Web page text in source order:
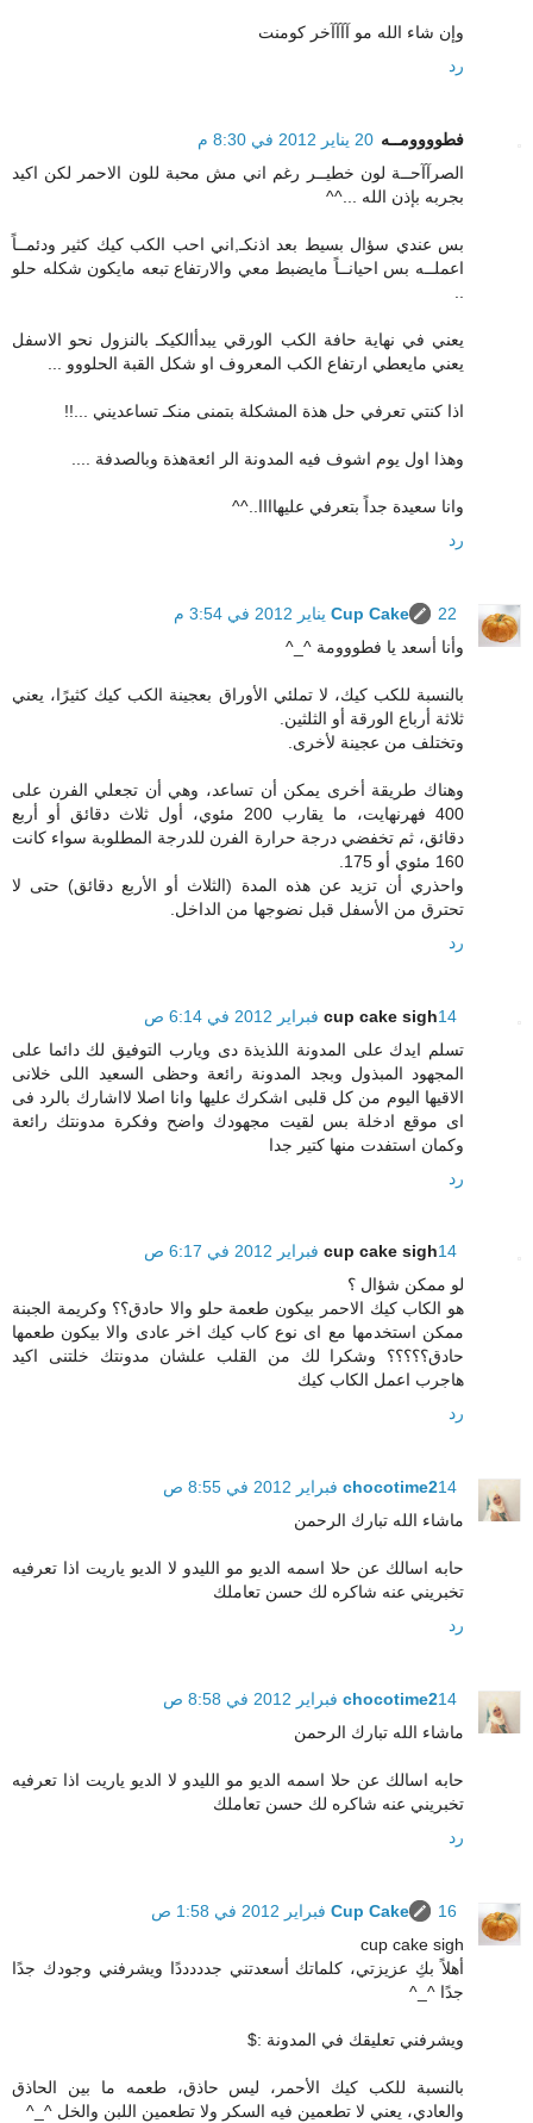
وإن شاء الله مو آآآآخر كومنت
رد
فطوووومــه 20 يناير 2012 في 8:30 م
الصرآآحــة لون خطيــر رغم اني مش محبة للون الاحمر لكن اكيد
بجربه بإذن الله ...^^
بس عندي سؤال بسيط بعد اذنكـ,اني احب الكب كيك كثير ودئمــاً
اعملــه بس احيانــاً مايضبط معي والارتفاع تبعه مايكون شكله حلو
يعني في نهاية حافة الكب الورقي يبدأالكيكـ بالنزول نحو الاسفل
يعني مايعطي ارتفاع الكب المعروف او شكل القبة الحلووو ...
اذا كنتي تعرفي حل هذة المشكلة بتمنى منكـ تساعديني ...!!
وهذا اول يوم اشوف فيه المدونة الر ائعةهذة وبالصدفة ....
وانا سعيدة جداً بتعرفي عليهاااا..^^
رد
Cup Cake
22 يناير 2012 في 3:54 م
وأنا أسعد يا فطووومة ^_^
بالنسبة للكب كيك، لا تملئي الأوراق بعجينة الكب كيك كثيرًا، يعني
ثلاثة أرباع الورقة أو الثلثين.
وتختلف من عجينة لأخرى.
وهناك طريقة أخرى يمكن أن تساعد، وهي أن تجعلي الفرن على
400 فهرنهايت، ما يقارب 200 مئوي، أول ثلاث دقائق أو أربع
دقائق، ثم تخفضي درجة حرارة الفرن للدرجة المطلوبة سواء كانت
160 مئوي أو 175.
واحذري أن تزيد عن هذه المدة (الثلاث أو الأربع دقائق) حتى لا
تحترق من الأسفل قبل نضوجها من الداخل.
رد
cup cake sigh14 فبراير 2012 في 6:14 ص
تسلم ايدك على المدونة اللذيذة دى ويارب التوفيق لك دائما على
المجهود المبذول وبجد المدونة رائعة وحظى السعيد اللى خلانى
الاقيها اليوم من كل قلبى اشكرك عليها وانا اصلا لااشارك بالرد فى
اى موقع ادخلة بس لقيت مجهودك واضح وفكرة مدونتك رائعة
وكمان استفدت منها كتير جدا
رد
cup cake sigh14 فبراير 2012 في 6:17 ص
لو ممكن شؤال ؟
هو الكاب كيك الاحمر بيكون طعمة حلو والا حادق؟؟ وكريمة الجبنة
ممكن استخدمها مع اى نوع كاب كيك اخر عادى والا بيكون طعمها
حادق؟؟؟؟؟ وشكرا لك من القلب علشان مدونتك خلتنى اكيد
هاجرب اعمل الكاب كيك
رد
chocotime214 فبراير 2012 في 8:55 ص
ماشاء الله تبارك الرحمن
حابه اسالك عن حلا اسمه الديو مو الليدو لا الديو ياريت اذا تعرفيه
تخبريني عنه شاكره لك حسن تعاملك
رد
chocotime214 فبراير 2012 في 8:58 ص
ماشاء الله تبارك الرحمن
حابه اسالك عن حلا اسمه الديو مو الليدو لا الديو ياريت اذا تعرفيه
تخبريني عنه شاكره لك حسن تعاملك
رد
Cup Cake
16 فبراير 2012 في 1:58 ص
cup cake sigh
أهلاً بكِ عزيزتي، كلماتك أسعدتني جدددددًا ويشرفني وجودك جدًا
جدًا ^_^
ويشرفني تعليقك في المدونة :$
بالنسبة للكب كيك الأحمر، ليس حاذق، طعمه ما بين الحاذق
والعادي، يعني لا تطعمين فيه السكر ولا تطعمين اللبن والخل ^_^